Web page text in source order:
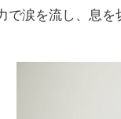
で涙を流し、息